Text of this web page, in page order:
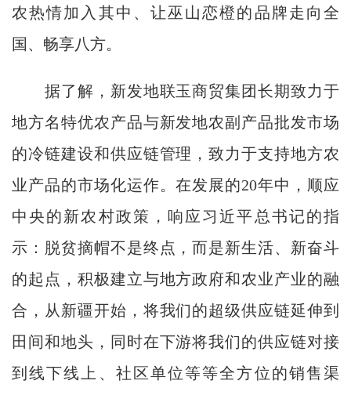
农热情加入其中、让巫山恋橙的品牌走向全
国、畅享八方。
据了解，新发地联玉商贸集团长期致力于
地方名特优农产品与新发地农副产品批发市场
的冷链建设和供应链管理，致力于支持地方农
业产品的市场化运作。在发展的20年中，顺应
中央的新农村政策，响应习近平总书记的指
示：脱贫摘帽不是终点，而是新生活、新奋斗
的起点，积极建立与地方政府和农业产业的融
合，从新疆开始，将我们的超级供应链延伸到
田间和地头，同时在下游将我们的供应链对接
到线下线上、社区单位等等全方位的销售渠